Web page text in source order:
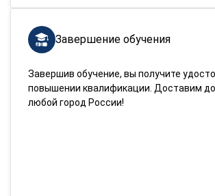
Завершение обучения
Завершив обучение, вы получите
повышении квалификации. Доставим
любой город России!